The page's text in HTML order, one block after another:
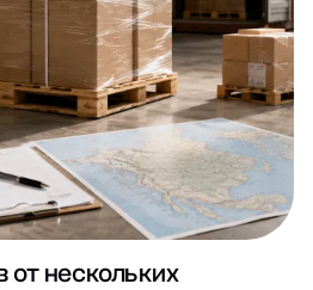
от нескольких